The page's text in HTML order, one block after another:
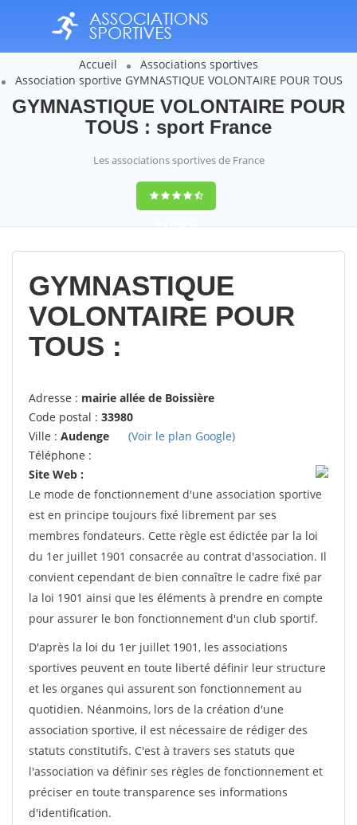
Accueil
Associations sportives
Association sportive GYMNASTIQUE VOLONTAIRE POUR TOUS
GYMNASTIQUE VOLONTAIRE POUR
TOUS : sport France
Les associations sportives de France
9,4(100%)
14358votes
GYMNASTIQUE
VOLONTAIRE POUR
TOUS :
Adresse : mairie allée de Boissière
Code postal : 33980
Ville : Audenge
(Voir le plan Google)
Téléphone :
Site Web :
Le mode de fonctionnement d'une association sportive
est en principe toujours fixé librement par ses
membres fondateurs. Cette règle est édictée par la loi
du 1er juillet 1901 consacrée au contrat d'association. Il
convient cependant de bien connaître le cadre fixé par
la loi 1901 ainsi que les éléments à prendre en compte
pour assurer le bon fonctionnement d'un club sportif.
D'après la loi du 1er juillet 1901, les associations
sportives peuvent en toute liberté définir leur structure
et les organes qui assurent son fonctionnement au
quotidien. Néanmoins, lors de la création d'une
association sportive, il est nécessaire de rédiger des
statuts constitutifs. C'est à travers ses statuts que
l'association va définir ses règles de fonctionnement et
préciser en toute transparence ses informations
d'identification.